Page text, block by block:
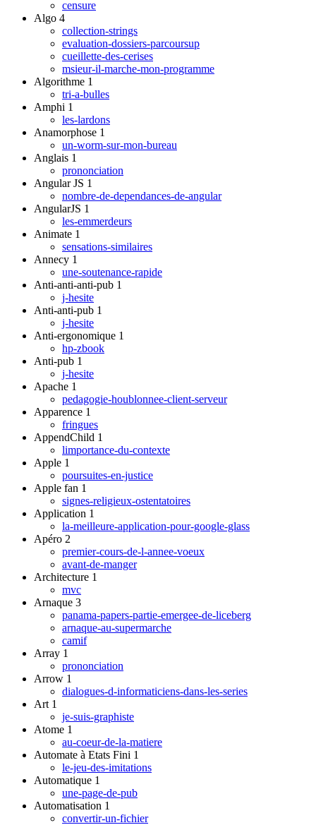
censure
Algo 4
collection-strings
evaluation-dossiers-parcoursup
cueillette-des-cerises
msieur-il-marche-mon-programme
Algorithme 1
tri-a-bulles
Amphi 1
les-lardons
Anamorphose 1
un-worm-sur-mon-bureau
Anglais 1
prononciation
Angular JS 1
nombre-de-dependances-de-angular
AngularJS 1
les-emmerdeurs
Animate 1
sensations-similaires
Annecy 1
une-soutenance-rapide
Anti-anti-anti-pub 1
j-hesite
Anti-anti-pub 1
j-hesite
Anti-ergonomique 1
hp-zbook
Anti-pub 1
j-hesite
Apache 1
pedagogie-houblonnee-client-serveur
Apparence 1
fringues
AppendChild 1
limportance-du-contexte
Apple 1
poursuites-en-justice
Apple fan 1
signes-religieux-ostentatoires
Application 1
la-meilleure-application-pour-google-glass
Apéro 2
premier-cours-de-l-annee-voeux
avant-de-manger
Architecture 1
mvc
Arnaque 3
panama-papers-partie-emergee-de-liceberg
arnaque-au-supermarche
camif
Array 1
prononciation
Arrow 1
dialogues-d-informaticiens-dans-les-series
Art 1
je-suis-graphiste
Atome 1
au-coeur-de-la-matiere
Automate à Etats Fini 1
le-jeu-des-imitations
Automatique 1
une-page-de-pub
Automatisation 1
convertir-un-fichier